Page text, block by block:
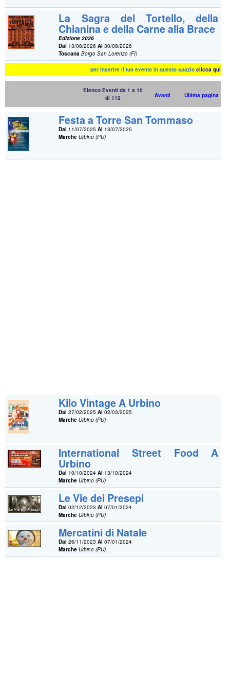
La Sagra del Tortello, della
Chianina e della Carne alla Brace
Edizione 2026
Dal 13/08/2026Al 30/08/2026
Toscana Borgo San Lorenzo (FI)
per inserire il tuo evento in questo spazioclicca qui
Elenco Eventi da 1 a 10
di 112
Avanti Ultima pagina
Festa a Torre San Tommaso
Dal 11/07/2025Al 13/07/2025
Marche Urbino (PU)
Kilo Vintage A Urbino
Dal 27/02/2025Al 02/03/2025
Marche Urbino (PU)
International Street Food A
Urbino
Dal 10/10/2024Al 13/10/2024
Marche Urbino (PU)
Le Vie dei Presepi
Dal 02/12/2023Al 07/01/2024
Marche Urbino (PU)
Mercatini di Natale
Dal 26/11/2023Al 07/01/2024
Marche Urbino (PU)